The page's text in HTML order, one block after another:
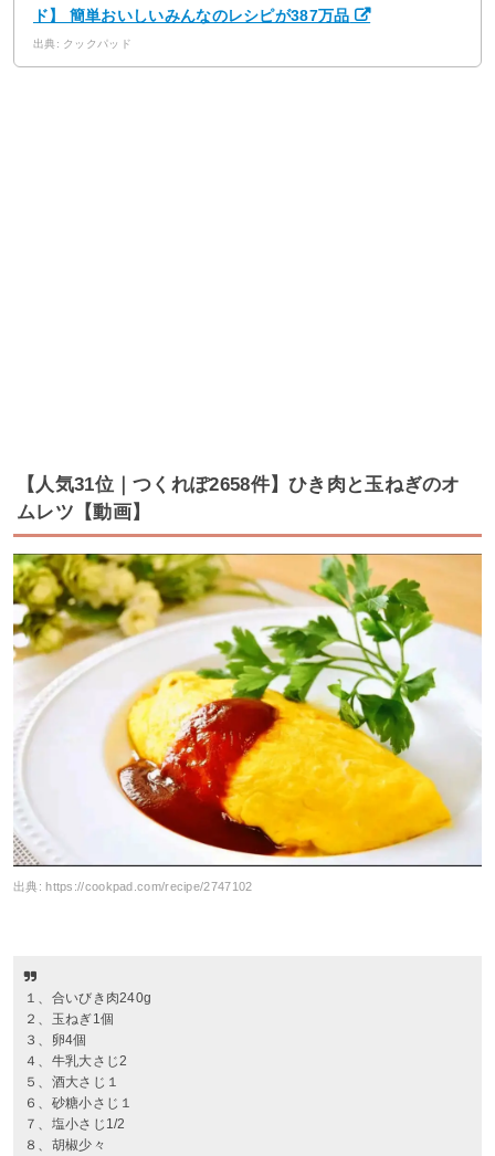
ド】 簡単おいしいみんなのレシピが387万品
出典: クックパッド
【人気31位｜つくれぽ2658件】ひき肉と玉ねぎのオ
ムレツ【動画】
出典: https://cookpad.com/recipe/2747102
１、合いびき肉240g
２、玉ねぎ1個
３、卵4個
４、牛乳大さじ2
５、酒大さじ１
６、砂糖小さじ１
７、塩小さじ1/2
８、胡椒少々